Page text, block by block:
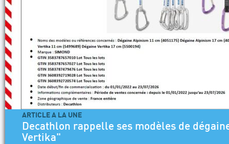
ARTICLE A LA UNE
Decathlon rappelle ses modèles de
Vertika"